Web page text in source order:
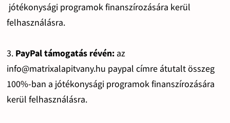
jótékonysági programok finanszírozására kerül
felhasználásra.
3. PayPal támogatás révén: az
info@matrixalapitvany.hu paypal címre átutalt összeg
100%-ban a jótékonysági programok finanszírozására
kerül felhasználásra.